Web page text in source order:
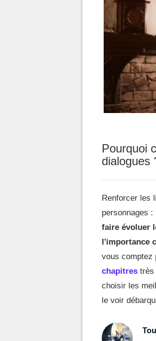
Pourquoi
dialogues
Renforcer les
personnages
faire évoluer
l'importance
vous comptez
chapitres très
choisir les
le voir